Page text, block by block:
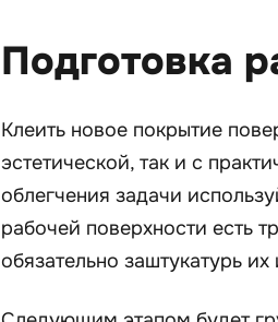
Подготовка
Клеить новое покрытие
эстетической, так и с
облегчения задачи
рабочей поверхности есть
обязательно заштукатурь